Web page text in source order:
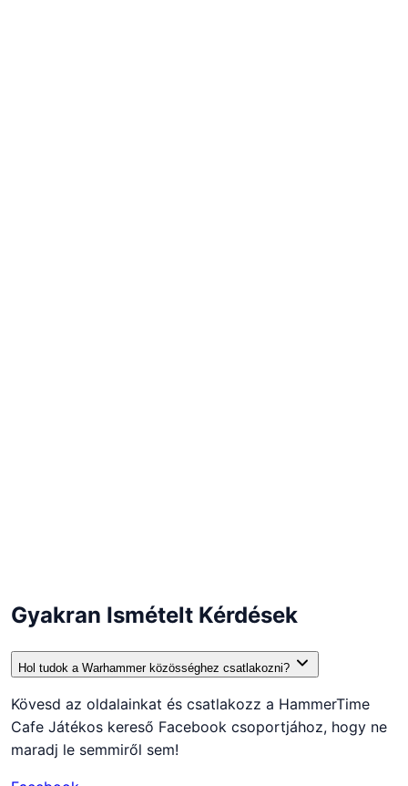
Gyakran Ismételt Kérdések
Hol tudok a Warhammer közösséghez csatlakozni?
Kövesd az oldalainkat és csatlakozz a HammerTime
Cafe Játékos kereső Facebook csoportjához, hogy ne
maradj le semmiről sem!